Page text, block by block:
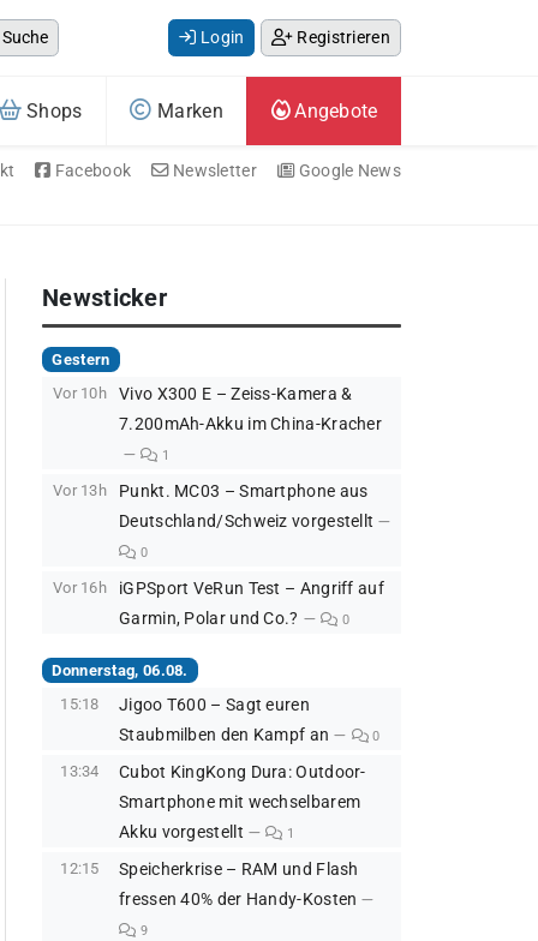
Suche Login Registrieren
Shops Marken Angebote
Facebook Newsletter Google News
Newsticker
Gestern
Vor 10h
Vivo X300 E – Zeiss-Kamera &
7.200mAh-Akku im China-Kracher
1
Vor 13h
Punkt. MC03 – Smartphone aus
Deutschland/Schweiz vorgestellt
0
Vor 16h
iGPSport VeRun Test – Angriff auf
Garmin, Polar und Co.?
0
Donnerstag, 06.08.
15:18
Jigoo T600 – Sagt euren
Staubmilben den Kampf an
0
13:34
Cubot KingKong Dura: Outdoor-
Smartphone mit wechselbarem
Akku vorgestellt
1
12:15
Speicherkrise – RAM und Flash
fressen 40% der Handy-Kosten
9